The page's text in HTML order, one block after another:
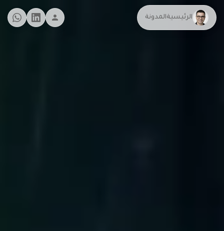
الرئيسيةالمدونة